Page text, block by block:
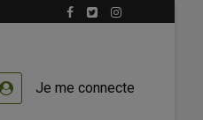
Je me connecte